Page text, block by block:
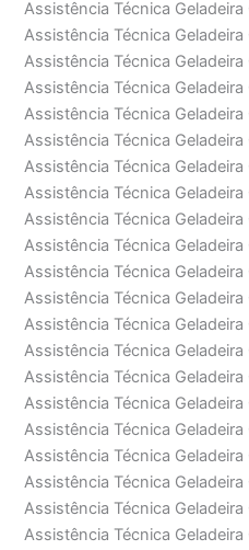
Assistência Técnica
Assistência Técnica Geladeira
Assistência Técnica Geladeira
Assistência Técnica Geladeira
Assistência Técnica Geladeira
Assistência Técnica
Assistência Técnica
Assistência Técnica Geladeira
Assistência Técnica
Assistência Técnica
Assistência Técnica Geladeira
Assistência Técnica Geladeira
Assistência Técnica
Assistência Técnica Geladeira
Assistência Técnica Geladeira
Assistência Técnica Geladeira
Assistência Técnica
Assistência Técnica Geladeira
Assistência Técnica
Assistência Técnica Geladeira
Assistência Técnica Geladeira